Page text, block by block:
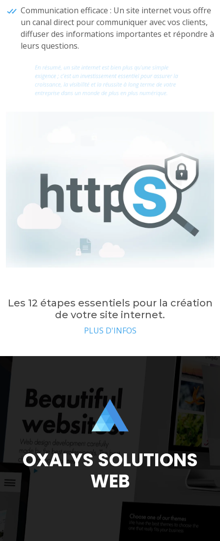
Communication efficace : Un site internet vous offre
un canal direct pour communiquer avec vos clients,
diffuser des informations importantes et répondre à
leurs questions.
En résumé, un site internet est bien plus qu'une simple
exigence ; c'est un investissement essentiel pour assurer la
croissance, la visibilité et la réussite à long terme de votre
entreprise dans un monde de plus en plus numérique.
Les 12 étapes essentiels pour la création
de votre site internet.
PLUS D'INFOS
OXALYS SOLUTIONS
WEB